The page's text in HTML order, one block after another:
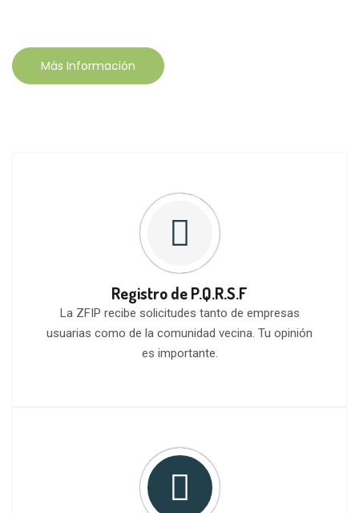
Más Información
Registro de P.Q.R.S.F
La ZFIP recibe solicitudes tanto de empresas
usuarias como de la comunidad vecina. Tu opinión
es importante.